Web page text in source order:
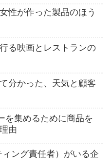
性が作った製品のほう
る映画とレストランの
分かった、天気と顧客
を集めるために商品を
由
ング責任者）がいる企